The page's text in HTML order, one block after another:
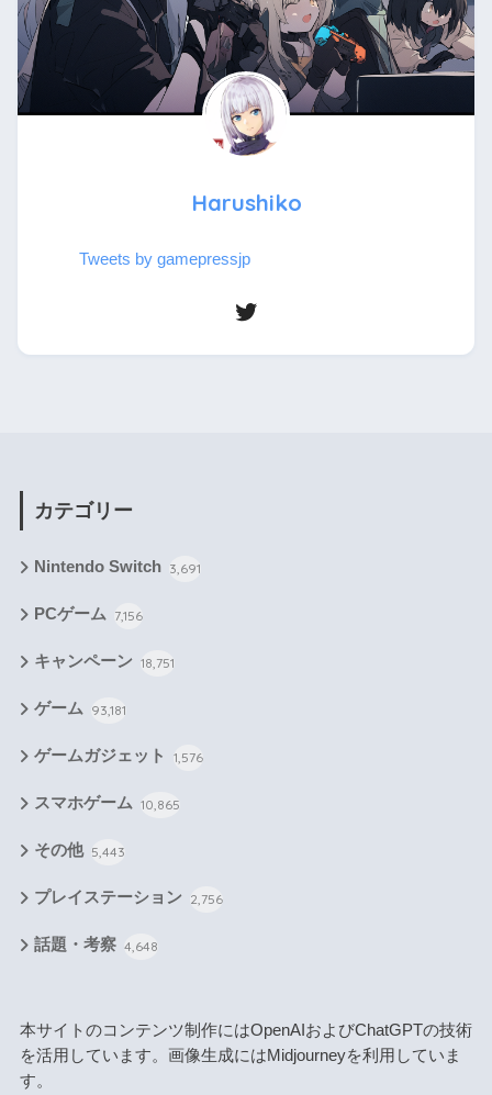
Harushiko
Tweets by gamepressjp
カテゴリー
Nintendo Switch 3,691
PCゲーム 7,156
キャンペーン 18,751
ゲーム 93,181
ゲームガジェット 1,576
スマホゲーム 10,865
その他 5,443
プレイステーション 2,756
話題・考察 4,648
本サイトのコンテンツ制作にはOpenAIおよびChatGPTの技術
を活用しています。画像生成にはMidjourneyを利用していま
す。